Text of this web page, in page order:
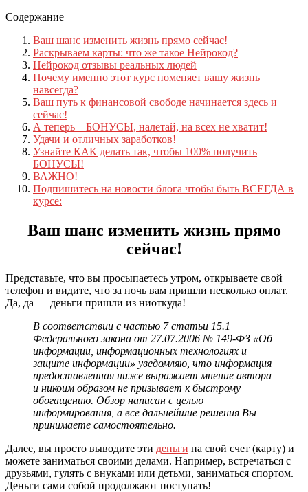
Содержание
Ваш шанс изменить жизнь прямо сейчас!
Раскрываем карты: что же такое Нейрокод?
Нейрокод отзывы реальных людей
Почему именно этот курс поменяет вашу жизнь
навсегда?
Ваш путь к финансовой свободе начинается здесь и
сейчас!
А теперь – БОНУСЫ, налетай, на всех не хватит!
Удачи и отличных заработков!
Узнайте КАК делать так, чтобы 100% получить
БОНУСЫ!
ВАЖНО!
Подпишитесь на новости блога чтобы быть ВСЕГДА в
курсе:
Ваш шанс изменить жизнь прямо
сейчас!
Представьте, что вы просыпаетесь утром, открываете свой
телефон и видите, что за ночь вам пришли несколько оплат.
Да, да — деньги пришли из ниоткуда!
В соответствии с частью 7 статьи 15.1
Федерального закона от 27.07.2006 № 149-ФЗ «Об
информации, информационных технологиях и
защите информации» уведомляю, что информация
предоставленная ниже выражает мнение автора
и никоим образом не призывает к быстрому
обогащению. Обзор написан с целью
информирования, а все дальнейшие решения Вы
принимаете самостоятельно.
Далее, вы просто выводите эти деньги на свой счет (карту) и
можете заниматься своими делами. Например, встречаться с
друзьями, гулять с внуками или детьми, заниматься спортом.
Деньги сами собой продолжают поступать!